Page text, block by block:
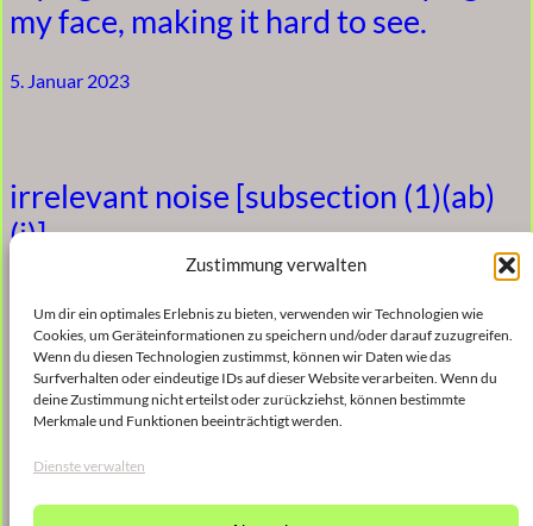
Zustimmung verwalten
Um dir ein optimales Erlebnis zu bieten, verwenden wir Technologien wie
Cookies, um Geräteinformationen zu speichern und/oder darauf zuzugreifen.
Wenn du diesen Technologien zustimmst, können wir Daten wie das
Surfverhalten oder eindeutige IDs auf dieser Website verarbeiten. Wenn du
deine Zustimmung nicht erteilst oder zurückziehst, können bestimmte
Merkmale und Funktionen beeinträchtigt werden.
Dienste verwalten
my face, making it hard to see.
5. Januar 2023
irrelevant noise [subsection (1)(ab)
(i)]
irrelevant noise [subsection (1)(ab)
5. Januar 2023